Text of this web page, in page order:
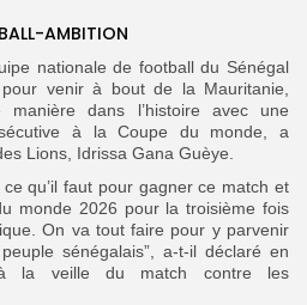
AMBITION
nationale de football du Sénégal
venir à bout de la Mauritanie,
dans l’histoire avec une
à la Coupe du monde, a
Lions, Idrissa Gana Guèye.
qu’il faut pour gagner ce match et
monde 2026 pour la troisième fois
On va tout faire pour y parvenir
sénégalais”, a-t-il déclaré en
la veille du match contre les